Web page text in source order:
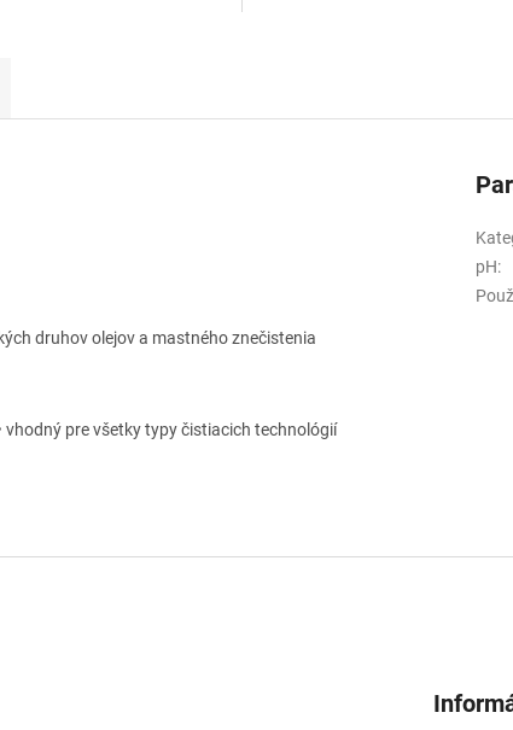
druhov olejov a mastného znečistenia
vhodný pre všetky typy čistiacich technológií
pH: